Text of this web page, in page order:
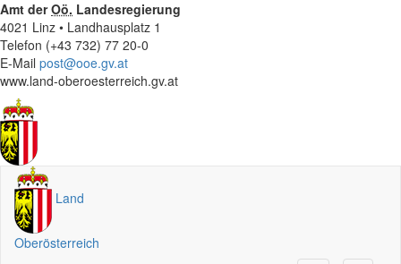
Amt derOö. Landesregierung
4021 Linz • Landhausplatz 1
Telefon (+43 732) 77 20-0
E-Mail post@ooe.gv.at
www.land-oberoesterreich.gv.at
Land
Oberösterreich